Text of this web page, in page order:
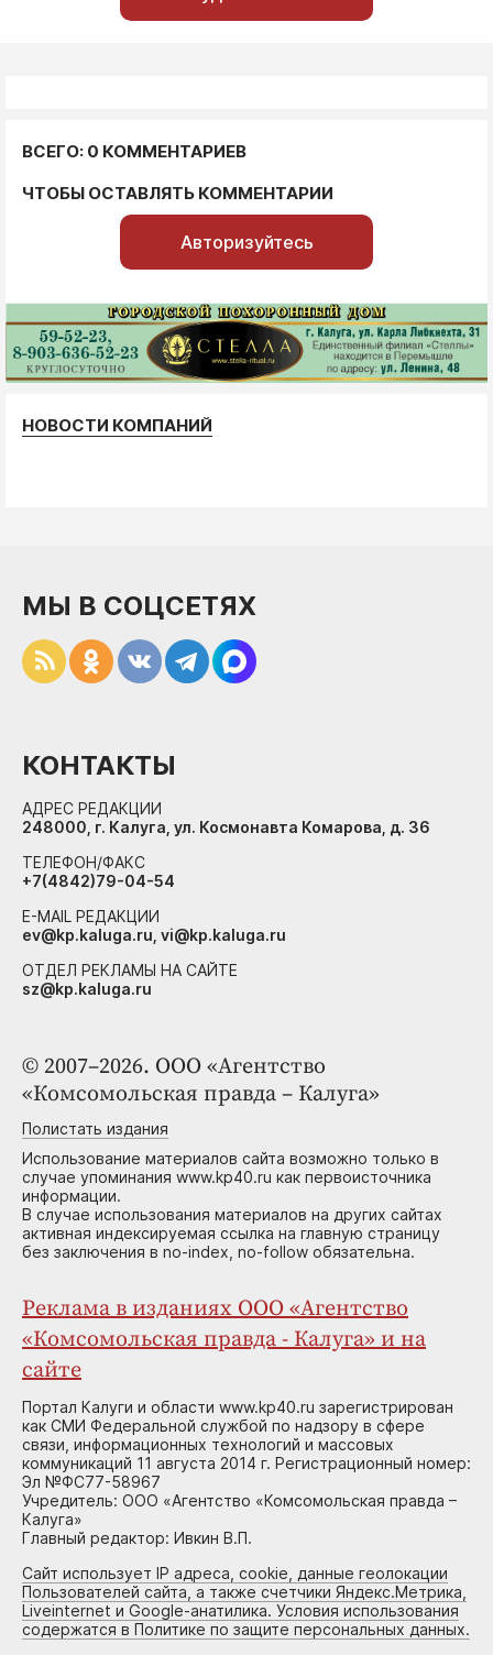
ВСЕГО: 0 КОММЕНТАРИЕВ
ЧТОБЫ ОСТАВЛЯТЬ КОММЕНТАРИИ
Авторизуйтесь
НОВОСТИ КОМПАНИЙ
© 2007–2026. ООО «Агентство
«Комсомольская правда – Калуга»
Полистать издания
Использование материалов сайта возможно только в
случае упоминания www.kp40.ru как первоисточника
информации.
В случае использования материалов на других сайтах
активная индексируемая ссылка на главную страницу
без заключения в no-index, no-follow обязательна.
Реклама в изданиях ООО «Агентство
«Комсомольская правда - Калуга» и на
сайте
Портал Калуги и области www.kp40.ru зарегистрирован
как СМИ Федеральной службой по надзору в сфере
связи, информационных технологий и массовых
коммуникаций 11 августа 2014 г. Регистрационный номер:
Эл №ФС77-58967
Учредитель: ООО «Агентство «Комсомольская правда –
Калуга»
Главный редактор: Ивкин В.П.
Сайт использует IP адреса, cookie, данные геолокации
Пользователей сайта, а также счетчики Яндекс.Метрика,
Liveinternet и Google-анатилика. Условия использования
содержатся в Политике по защите персональных данных.
МЫ В СОЦСЕТЯХ
КОНТАКТЫ
АДРЕС РЕДАКЦИИ
248000, г. Калуга, ул. Космонавта Комарова, д. 36
ТЕЛЕФОН/ФАКС
+7(4842)79-04-54
E-MAIL РЕДАКЦИИ
ev@kp.kaluga.ru, vi@kp.kaluga.ru
ОТДЕЛ РЕКЛАМЫ НА САЙТЕ
sz@kp.kaluga.ru